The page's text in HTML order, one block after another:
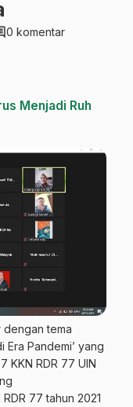
0 komentar
Menjadi Ruh
dengan tema
Era Pandemi’ yang
KKN RDR 77 UIN
77 tahun 2021